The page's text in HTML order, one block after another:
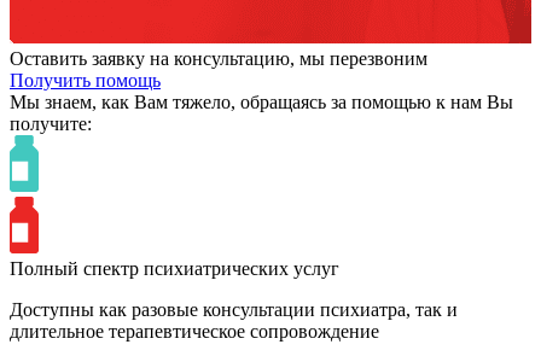
Оставить заявку на консультацию, мы перезвоним
Получить помощь
Мы знаем, как Вам тяжело, обращаясь за помощью к нам Вы
получите:
Полный спектр психиатрических услуг
Доступны как разовые консультации психиатра, так и
длительное терапевтическое сопровождение